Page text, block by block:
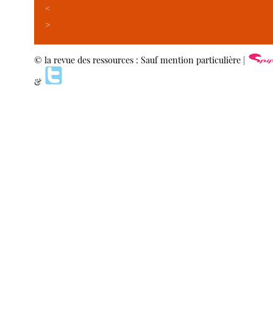
<
>
© la revue des ressources : Sauf mention particulière |
&